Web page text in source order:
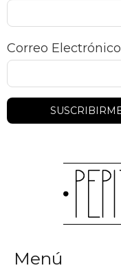
Correo Electrónico
Menú